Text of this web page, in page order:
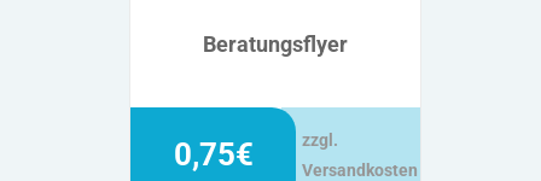
Beratungsflyer
0,75€
zzgl.
Versandkosten